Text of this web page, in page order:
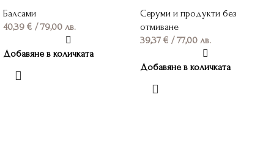
Балсами
40,39 € / 79,00 лв.
Добавяне в количката
Серуми и продукти без
отмиване
39,37 € / 77,00 лв.
Добавяне в количката